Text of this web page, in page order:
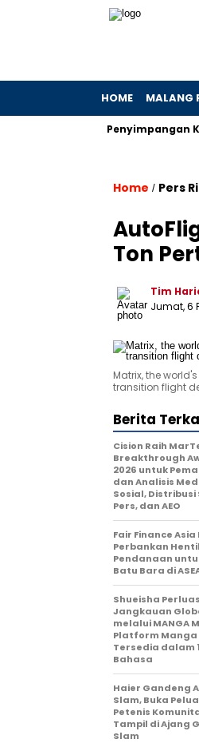
HOME MALANG
Penyimpangan Kuota
Home / Pers
Ton
Tim
Jumat, 6
Matrix, the
transition flight
Berita
Cision Raih
Breakthrough
2026 untuk
dan Analisis
Sosial, Distribusi
Pers, dan AEO
Fair Finance Asia
Perbankan
Pendanaan
Batu Bara di
Shueisha Perluas
Jangkauan
melalui MANGA
Platform Manga
Tersedia dalam
Bahasa
Haier Gandeng
Slam, Buka
Petenis
Tampil di Ajang
Slam